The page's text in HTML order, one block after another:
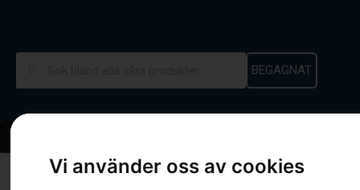
Vi använder oss av cookies
BEGAGNAT
»Sortiment »Klave